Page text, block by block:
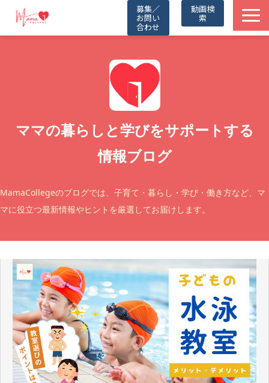
募集／
お問い
合わせ
動画検
索
Blog
公式LINE（無料）
ママの暮らしと学びをサポートする
情報ブログ
MamaCollegeのブログでは、子育て・暮らし・学び・働き方など、マ
マに役立つ最新情報やヒントを厳選してお届けします。